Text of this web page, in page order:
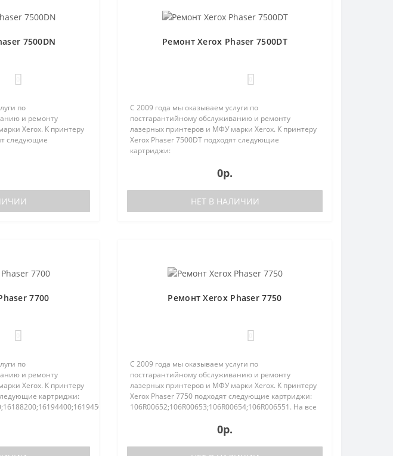
7500DN
по
и ремонту
Xerox. К принтеру
следующие
Ремонт Xerox Phaser 7500DT
С 2009 года мы оказываем услуги по
постгарантийному обслуживанию и ремонту
лазерных принтеров и МФУ марки Xerox. К принтеру
Xerox Phaser 7500DT подходят следующие
картриджи:
0р.
НЕТ В НАЛИЧИИ
7700
по
и ремонту
Xerox. К принтеру
картриджи:
Ремонт Xerox Phaser 7750
С 2009 года мы оказываем услуги по
постгарантийному обслуживанию и ремонту
лазерных принтеров и МФУ марки Xerox. К принтеру
Xerox Phaser 7750 подходят следующие картриджи:
106R00652;106R00653;106R00654;106R006551. На все
0р.